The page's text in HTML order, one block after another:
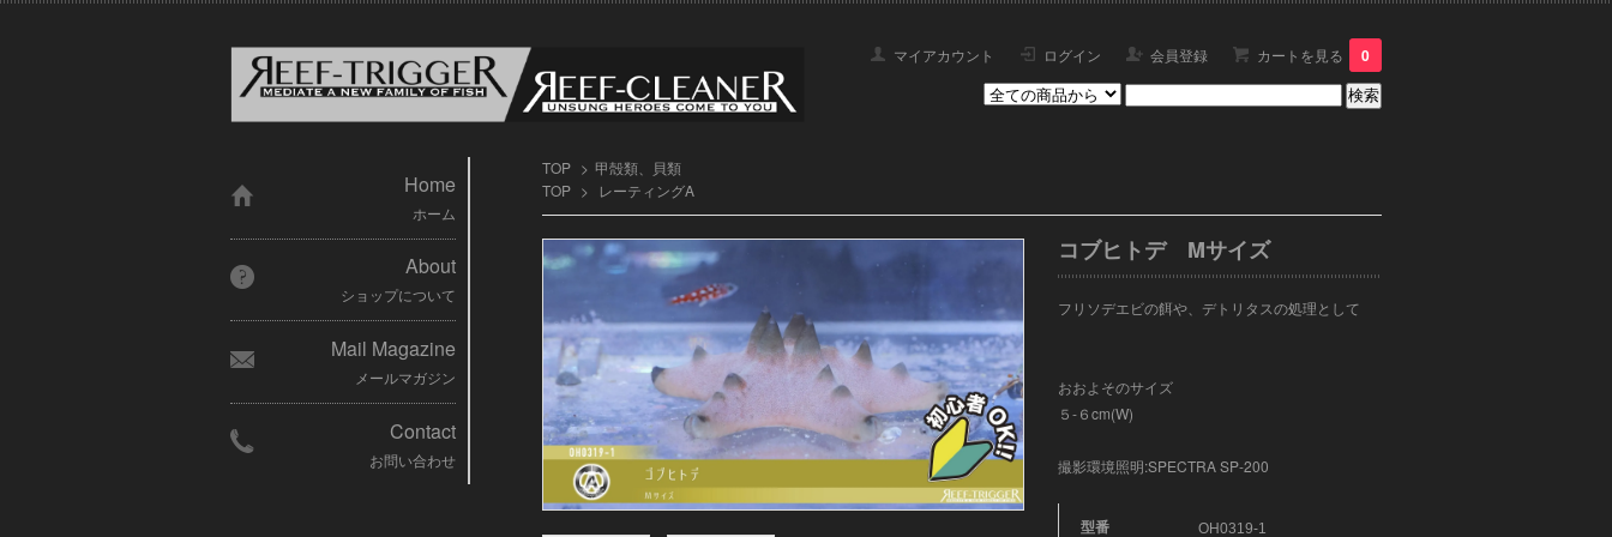
マイアカウント ログイン 会員登録 カートを見る 0
TOP > 甲殻類、貝類
TOP > レーティングA
コブヒトデ Mサイズ
フリソデエビの餌や、デトリタスの処理として
おおよそのサイズ
５-６cm(W)
撮影環境照明:SPECTRA SP-200
型番 OH0319-1
Home
ホーム
About
ショップについて
Mail Magazine
メールマガジン
Contact
お問い合わせ